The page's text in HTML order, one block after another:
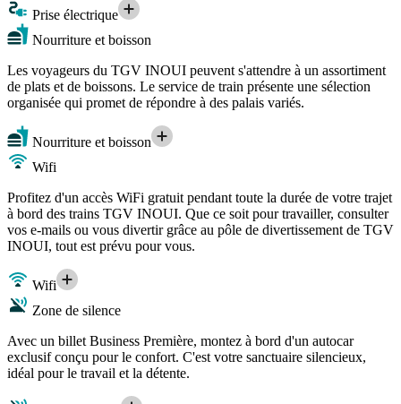
Prise électrique
Nourriture et boisson
Les voyageurs du TGV INOUI peuvent s'attendre à un assortiment
de plats et de boissons. Le service de train présente une sélection
organisée qui promet de répondre à des palais variés.
Nourriture et boisson
Wifi
Profitez d'un accès WiFi gratuit pendant toute la durée de votre trajet
à bord des trains TGV INOUI. Que ce soit pour travailler, consulter
vos e-mails ou vous divertir grâce au pôle de divertissement de TGV
INOUI, tout est prévu pour vous.
Wifi
Zone de silence
Avec un billet Business Première, montez à bord d'un autocar
exclusif conçu pour le confort. C'est votre sanctuaire silencieux,
idéal pour le travail et la détente.